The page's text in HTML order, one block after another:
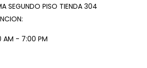
SEGUNDO PISO TIENDA 304
AM - 7:00 PM